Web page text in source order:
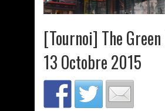
[Tournoi] The
13 Octobre 2015